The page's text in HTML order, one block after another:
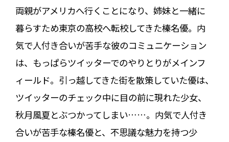
両親がアメリカへ行くことになり、姉妹と一緒に
暮らすため東京の高校へ転校してきた榛名優。内
気で人付き合いが苦手な彼のコミュニケーション
は、もっぱらツイッターでのやりとりがメインフ
ィールド。引っ越してきた街を散策していた優は、
ツイッターのチェック中に目の前に現れた少女、
秋月風夏とぶつかってしまい……。内気で人付き
合いが苦手な榛名優と、不思議な魅力を持つ少